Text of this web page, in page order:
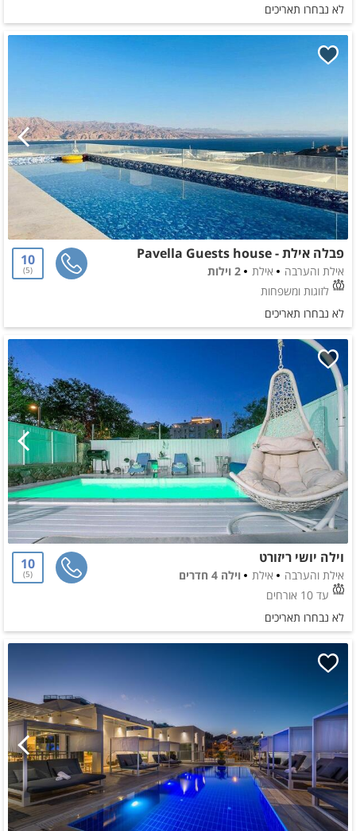
לא נבחרו תאריכים
פבלה אילת - Pavella Guests house
אילת והערבה אילת
2 וילות
לזוגות ומשפחות
10
5
לא נבחרו תאריכים
וילה יושי ריזורט
אילת והערבה אילת
וילה 4 חדרים
עד 10 אורחים
10
5
לא נבחרו תאריכים